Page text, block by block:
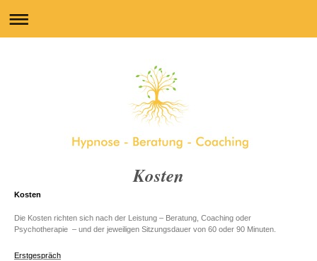
Kosten
Kosten
Die Kosten richten sich nach der Leistung – Beratung, Coaching oder
Psychotherapie – und der jeweiligen Sitzungsdauer von 60 oder 90 Minuten.
Erstgespräch